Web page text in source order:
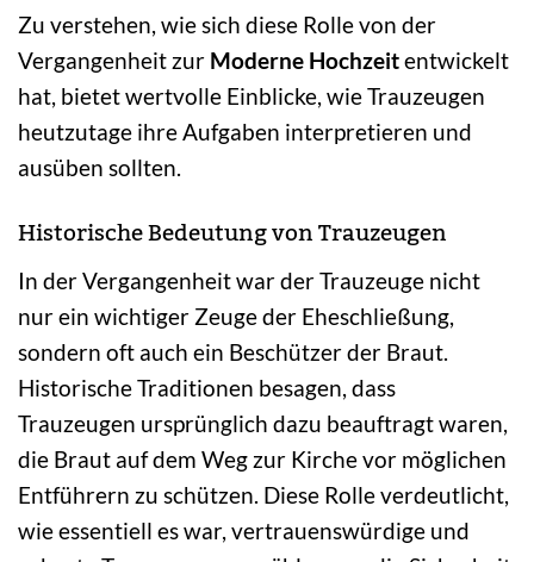
Zu verstehen, wie sich diese Rolle von der
Vergangenheit zur Moderne Hochzeitentwickelt
hat, bietet wertvolle Einblicke, wie Trauzeugen
heutzutage ihre Aufgaben interpretieren und
ausüben sollten.
Historische Bedeutung von Trauzeugen
In der Vergangenheit war der Trauzeuge nicht
nur ein wichtiger Zeuge der Eheschließung,
sondern oft auch ein Beschützer der Braut.
Historische Traditionen besagen, dass
Trauzeugen ursprünglich dazu beauftragt waren,
die Braut auf dem Weg zur Kirche vor möglichen
Entführern zu schützen. Diese Rolle verdeutlicht,
wie essentiell es war, vertrauenswürdige und